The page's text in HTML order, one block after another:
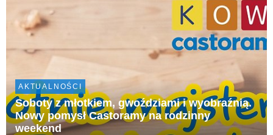
AKTUALNOŚCI
Soboty z młotkiem, gwoździami i wyobraźnią.
Nowy pomysł Castoramy na rodzinny
weekend